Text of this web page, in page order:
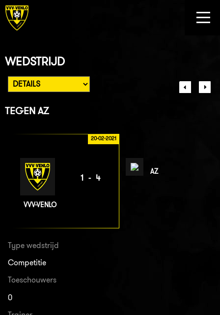
WEDSTRIJD
TEGEN AZ
20-02-2021
VVV-VENLO
1-4
AZ
Type wedstrijd
Competitie
Toeschouwers
0